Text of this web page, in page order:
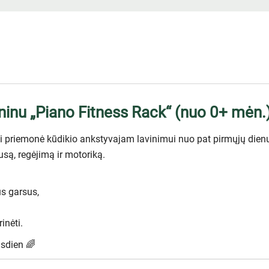
„Piano Fitness Rack“ (nuo 0+
kūdikio ankstyvajam lavinimui nuo pat pirmųjų
regėjimą ir motoriką.
garsus,
🌈